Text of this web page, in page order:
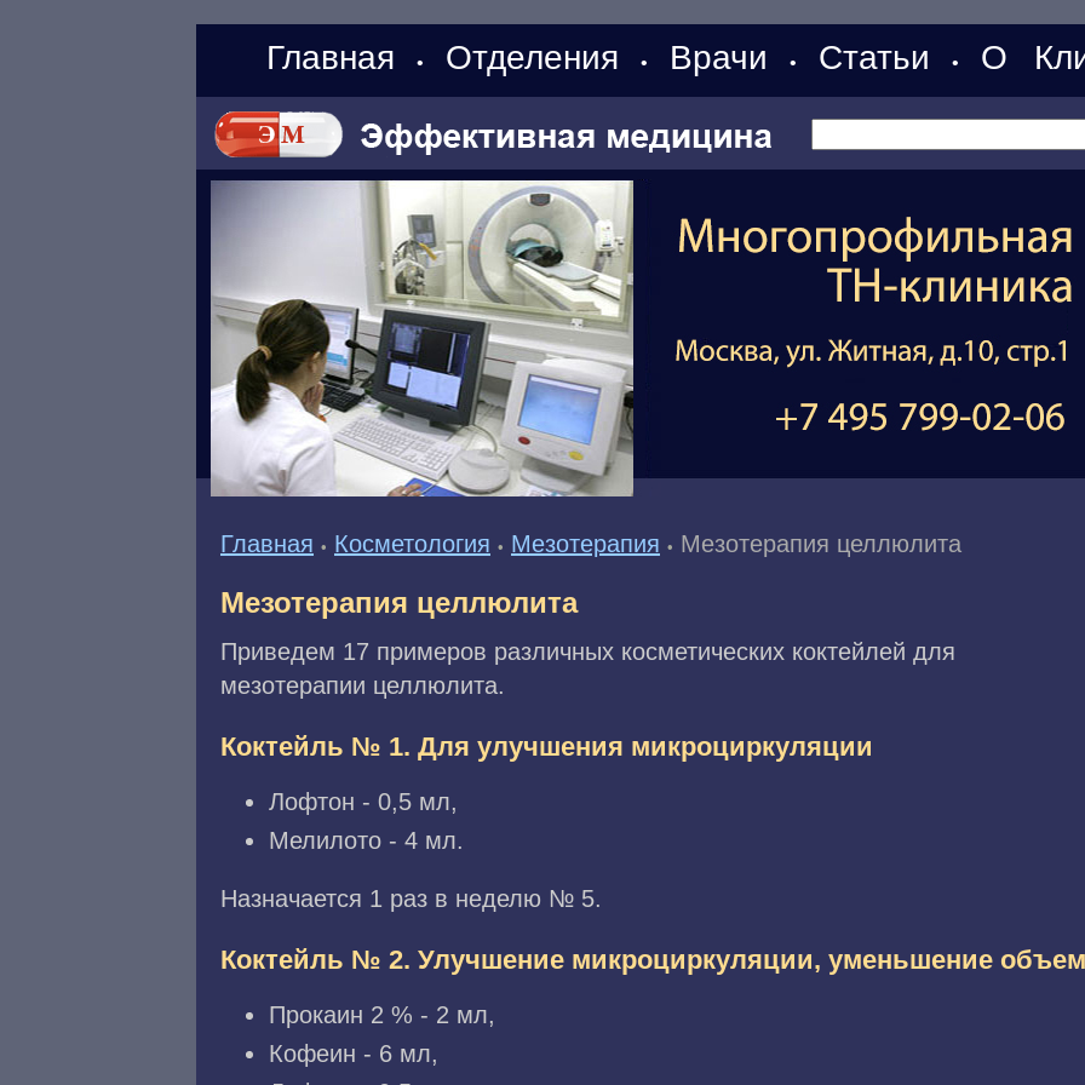
Главная • Отделения • Врачи • Статьи • О
Главная • Косметология • Мезотерапия • Мезотерапия целлюлита
Мезотерапия целлюлита
Приведем 17 примеров различных косметических коктейлей для
мезотерапии целлюлита.
Коктейль № 1. Для улучшения микроциркуляции
Лофтон - 0,5 мл,
Мелилото - 4 мл.
Назначается 1 раз в неделю № 5.
Коктейль № 2. Улучшение микроциркуляции, уменьшение
Прокаин 2 % - 2 мл,
Кофеин - 6 мл,